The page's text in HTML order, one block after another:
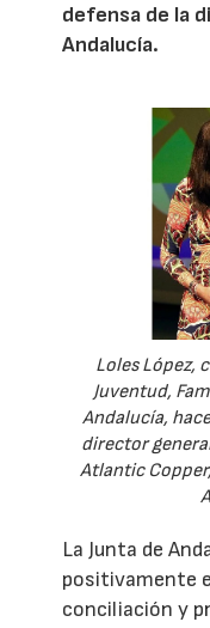
defensa de la
Andalucía.
Loles López,
Juventud,
Andalucía,
director
Atlantic
La Junta de
positivamente
conciliación y